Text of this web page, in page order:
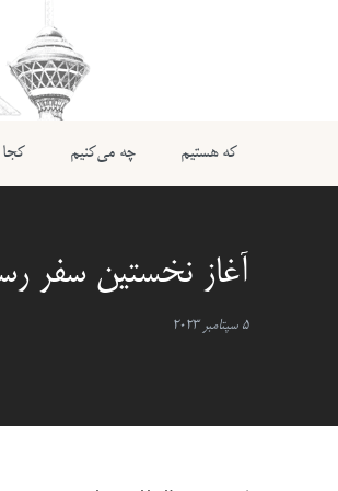
که هستیم چه می‌کنیم کجا
آغاز نخستین سفر
5 سپتامبر 2023